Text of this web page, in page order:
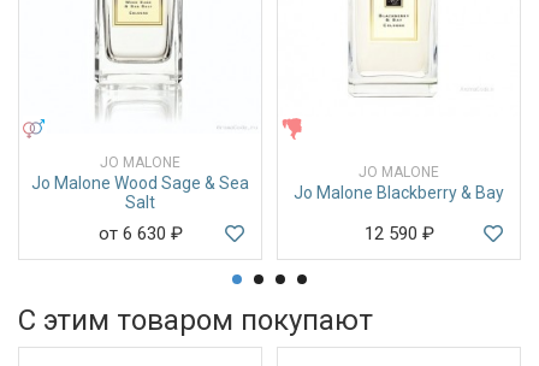
JO MALONE
Jo Malone Wood Sage & Sea
Salt
от 6 630 ₽
JO MALONE
Jo Malone Blackberry & Bay
12 590 ₽
С этим товаром покупают